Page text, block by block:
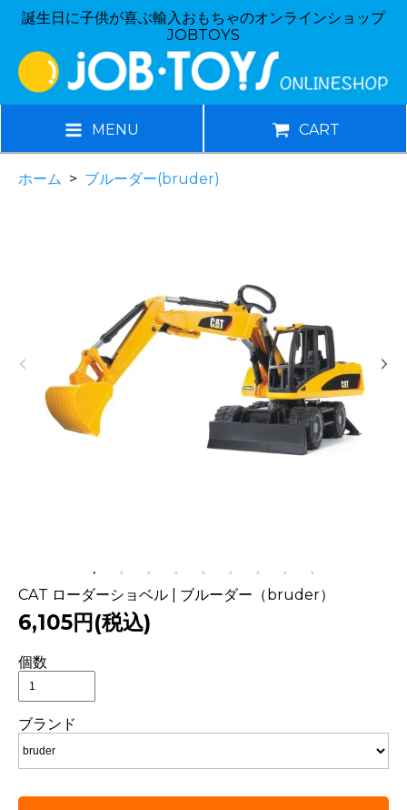
誕生日に子供が喜ぶ輸入おもちゃのオンラインショップ
JOBTOYS
MENU CART
ホーム > ブルーダー(bruder)
CAT ローダーショベル | ブルーダー（bruder）
6,105円(税込)
個数
ブランド